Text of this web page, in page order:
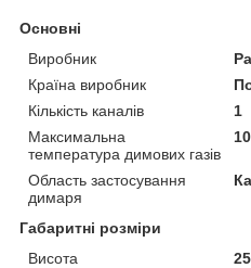
Основні
Виробник
Країна виробник
Кількість каналів
1
Максимальна
температура димових газів
Область застосування
димаря
Габаритні розміри
Висота